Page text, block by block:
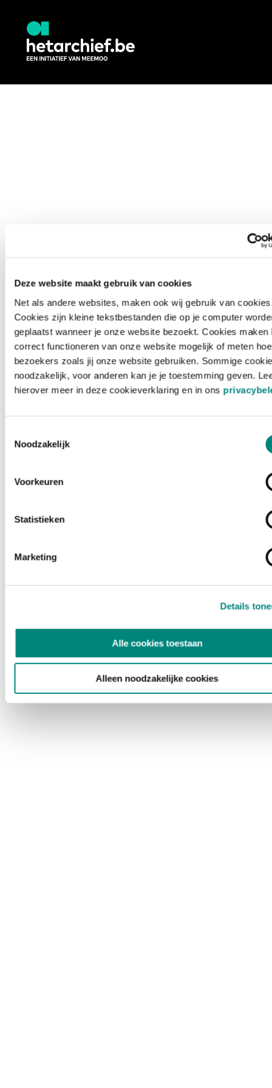
Deze website maakt gebruik van cookies
Net als andere websites, maken ook wij gebruik van
Cookies zijn kleine tekstbestanden die op je computer
geplaatst wanneer je onze website bezoekt. Cookies maken
correct functioneren van onze website mogelijk of meten hoe
bezoekers zoals jij onze website gebruiken. Sommige
noodzakelijk, voor anderen kan je je toestemming geven.
hierover meer in deze cookieverklaring en in ons
Noodzakelijk
Voorkeuren
Statistieken
Marketing
Details
Alle cookies toestaan
Alleen noodzakelijke cookies